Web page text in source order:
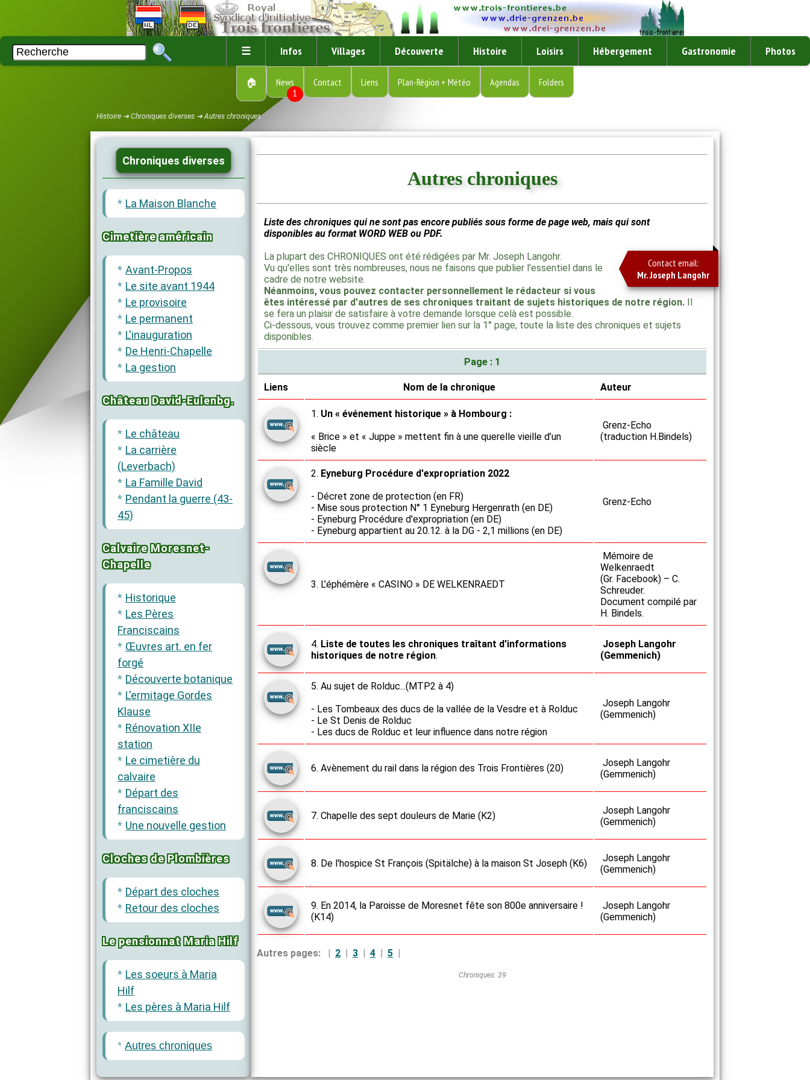
☰ Infos Villages Découverte Histoire Loisirs Hébergement Gastronomie Photos
🏠
News
1
Contact Liens Plan-Région + Météo Agendas Folders
Histoire ➔ Chroniques diverses ➔ Autres chroniques
Chroniques diverses
La Maison Blanche
Cimetière américain
Avant-Propos
Le site avant 1944
Le provisoire
Le permanent
L'inauguration
De Henri-Chapelle
La gestion
Château David-Eulenbg.
Le château
La carrière
(Leverbach)
La Famille David
Pendant la guerre (43-
45)
Calvaire Moresnet-
Chapelle
Historique
Les Pères
Franciscains
Œuvres art. en fer
forgé
Découverte botanique
L'ermitage Gordes
Klause
Rénovation XIIe
station
Le cimetière du
calvaire
Départ des
franciscains
Une nouvelle gestion
Cloches de Plombières
Départ des cloches
Retour des cloches
Le pensionnat Maria Hilf
Les soeurs à Maria
Hilf
Les pères à Maria Hilf
Autres chroniques
Autres chroniques
Liste des chroniques qui ne sont pas encore publiés sous forme de page web, mais qui sont
disponibles au format WORD WEB ou PDF.
Contact email:
Mr. Joseph Langohr
La plupart des CHRONIQUES ont été rédigées par Mr. Joseph Langohr.
Vu qu'elles sont très nombreuses, nous ne faisons que publier l'essentiel dans le
cadre de notre website.
Néanmoins, vous pouvez contacter personnellement le rédacteur si vous
êtes intéressé par d'autres de ses chroniques traitant de sujets historiques de notre région. Il
se fera un plaisir de satisfaire à votre demande lorsque celà est possible.
Ci-dessous, vous trouvez comme premier lien sur la 1° page, toute la liste des chroniques et sujets
disponibles.
Page : 1
Liens Nom de la chronique Auteur
1. Un « événement historique » à Hombourg :
« Brice » et « Juppe » mettent fin à une querelle vieille d’un
siècle
Grenz-Echo
(traduction H.Bindels)
2. Eyneburg Procédure d'expropriation 2022
- Décret zone de protection (en FR)
- Mise sous protection N° 1 Eyneburg Hergenrath (en DE)
- Eyneburg Procédure d'expropriation (en DE)
- Eyneburg appartient au 20.12. à la DG - 2,1 millions (en DE)
Grenz-Echo
3. L’éphémère « CASINO » DE WELKENRAEDT
Mémoire de
Welkenraedt
(Gr. Facebook) – C.
Schreuder.
Document compilé par
H. Bindels.
4. Liste de toutes les chroniques traîtant d'informations
historiques de notre région.
Joseph Langohr
(Gemmenich)
5. Au sujet de Rolduc...(MTP2 à 4)
- Les Tombeaux des ducs de la vallée de la Vesdre et à Rolduc
- Le St Denis de Rolduc
- Les ducs de Rolduc et leur influence dans notre région
Joseph Langohr
(Gemmenich)
6. Avènement du rail dans la région des Trois Frontières (20)
Joseph Langohr
(Gemmenich)
7. Chapelle des sept douleurs de Marie (K2)
Joseph Langohr
(Gemmenich)
8. De l'hospice St François (Spitälche) à la maison St Joseph (K6)
Joseph Langohr
(Gemmenich)
9. En 2014, la Paroisse de Moresnet fête son 800e anniversaire !
(K14)
Joseph Langohr
(Gemmenich)
Autres pages: | 2 | 3 | 4 | 5 |
Chroniques: 39